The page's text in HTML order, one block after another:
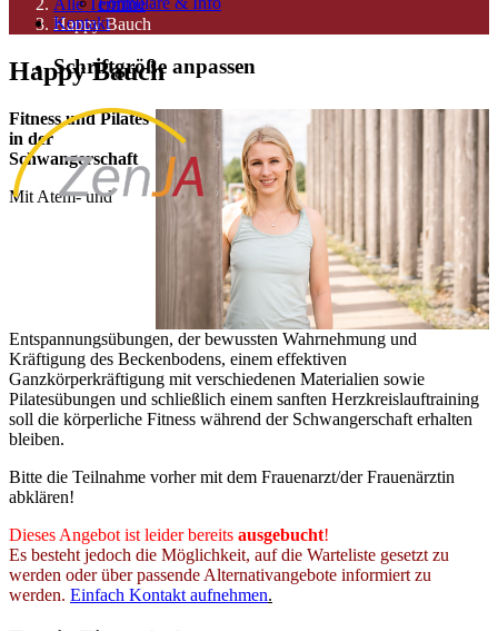
Kontakt
Schriftgröße anpassen
Alle Termine
Happy Bauch
Happy Bauch
Fitness und Pilates
in der
Schwangerschaft
Mit Atem- und
Entspannungsübungen, der bewussten Wahrnehmung und
Kräftigung des Beckenbodens, einem effektiven
Ganzkörperkräftigung mit verschiedenen Materialien sowie
Pilatesübungen und schließlich einem sanften Herzkreislauftraining
soll die körperliche Fitness während der Schwangerschaft erhalten
bleiben.
Bitte die Teilnahme vorher mit dem Frauenarzt/der Frauenärztin
abklären!
Dieses Angebot ist leider bereits ausgebucht!
Es besteht jedoch die Möglichkeit, auf die Warteliste gesetzt zu
werden oder über passende Alternativangebote informiert zu
werden. Einfach Kontakt aufnehmen.